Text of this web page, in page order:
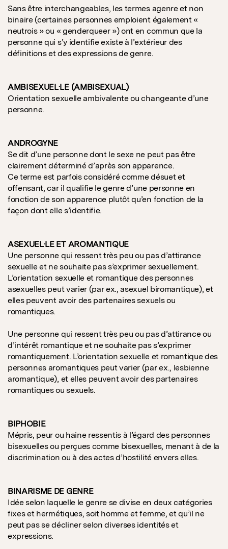
Sans être interchangeables, les termes agenre et non
binaire (certaines personnes emploient également «
neutrois » ou « genderqueer ») ont en commun que la
personne qui s’y identifie existe à l’extérieur des
définitions et des expressions de genre.
AMBISEXUEL·LE (AMBISEXUAL)
Orientation sexuelle ambivalente ou changeante d’une
personne.
ANDROGYNE
Se dit d’une personne dont le sexe ne peut pas être
clairement déterminé d’après son apparence.
Ce terme est parfois considéré comme désuet et
offensant, car il qualifie le genre d’une personne en
fonction de son apparence plutôt qu’en fonction de la
façon dont elle s’identifie.
ASEXUEL·LE ET AROMANTIQUE
Une personne qui ressent très peu ou pas d’attirance
sexuelle et ne souhaite pas s’exprimer sexuellement.
L’orientation sexuelle et romantique des personnes
asexuelles peut varier (par ex., asexuel biromantique), et
elles peuvent avoir des partenaires sexuels ou
romantiques.
Une personne qui ressent très peu ou pas d’attirance ou
d’intérêt romantique et ne souhaite pas s’exprimer
romantiquement. L’orientation sexuelle et romantique des
personnes aromantiques peut varier (par ex., lesbienne
aromantique), et elles peuvent avoir des partenaires
romantiques ou sexuels.
BIPHOBIE
Mépris, peur ou haine ressentis à l’égard des personnes
bisexuelles ou perçues comme bisexuelles, menant à de la
discrimination ou à des actes d’hostilité envers elles.
BINARISME DE GENRE
Idée selon laquelle le genre se divise en deux catégories
fixes et hermétiques, soit homme et femme, et qu’il ne
peut pas se décliner selon diverses identités et
expressions.